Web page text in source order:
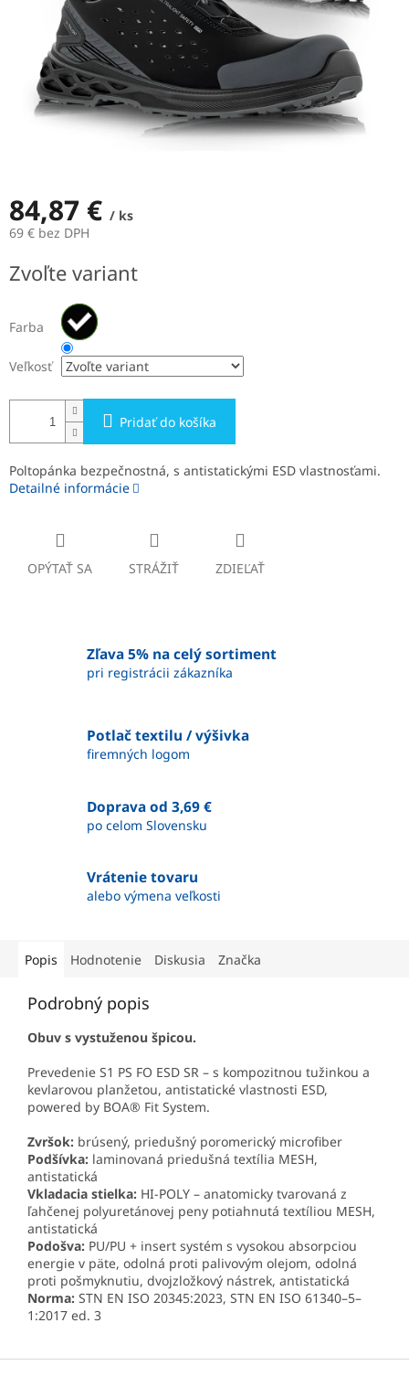
84,87 € / ks
69 € bez DPH
cena:
Zvoľte variant
Farba
Veľkosť
Pridať do košíka
Poltopánka bezpečnostná, s antistatickými ESD vlastnosťami.
Detailné informácie
OPÝTAŤ SA STRÁŽIŤ ZDIEĽAŤ
Zľava 5% na celý sortiment
pri registrácii zákazníka
Potlač textilu / výšivka
firemných logom
Doprava od 3,69 €
po celom Slovensku
Vrátenie tovaru
alebo výmena veľkosti
Popis Hodnotenie Diskusia Značka
Podrobný popis
Obuv s vystuženou špicou.
Prevedenie S1 PS FO ESD SR – s kompozitnou tužinkou a
kevlarovou planžetou, antistatické vlastnosti ESD,
powered by BOA® Fit System.
Zvršok: brúsený, priedušný poromerický microfiber
Podšívka: laminovaná priedušná textília MESH,
antistatická
Vkladacia stielka: HI-POLY – anatomicky tvarovaná z
ľahčenej polyuretánovej peny potiahnutá textíliou MESH,
antistatická
Podošva: PU/PU + insert systém s vysokou absorpciou
energie v päte, odolná proti palivovým olejom, odolná
proti pošmyknutiu, dvojzložkový nástrek, antistatická
Norma: STN EN ISO 20345:2023, STN EN ISO 61340–5–
1:2017 ed. 3
Z